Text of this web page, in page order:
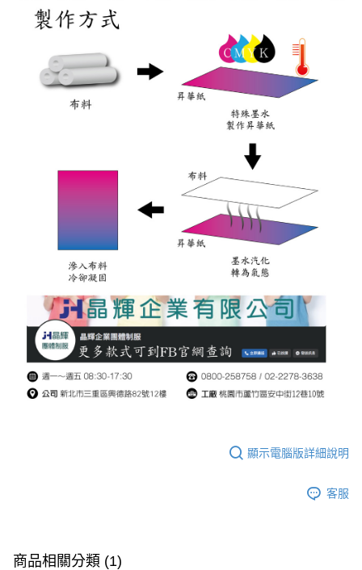
顯示電腦版詳細說明
客服
商品相關分類 (1)